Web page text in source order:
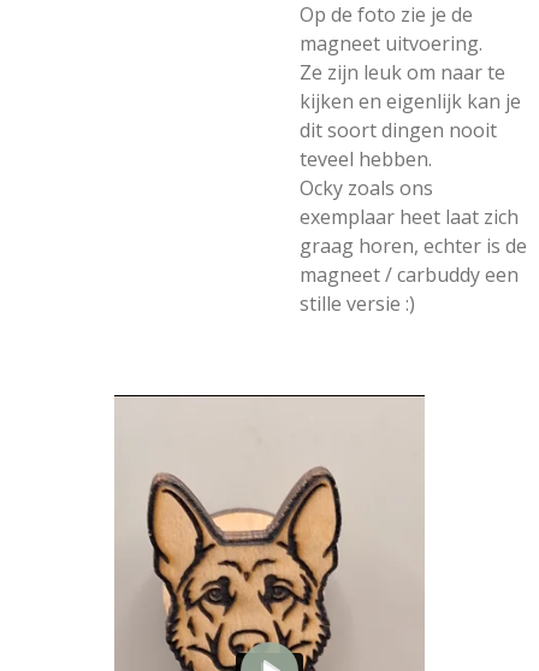
Op de foto zie je de
magneet uitvoering.
Ze zijn leuk om naar te
kijken en eigenlijk kan je
dit soort dingen nooit
teveel hebben.
Ocky zoals ons
exemplaar heet laat zich
graag horen, echter is de
magneet / carbuddy een
stille versie :)